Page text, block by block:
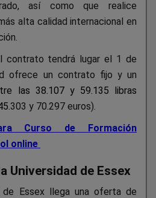
así como que realice
alta calidad internacional en
contrato tendrá lugar el 1 de
ofrece un contrato fijo y un
las 38.107 y 59.135 libras
303 y 70.297 euros).
Curso de Formación
online
Universidad de Essex
de Essex llega una oferta de